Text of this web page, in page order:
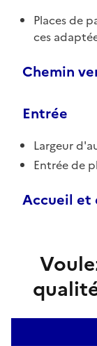
Places de
ces
Chemin
Entrée
Largeur
Entrée de
Accueil et